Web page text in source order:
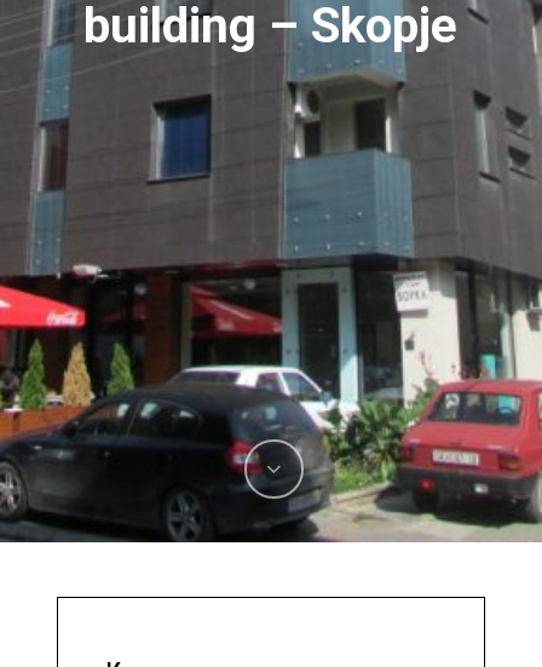
building – Skopje